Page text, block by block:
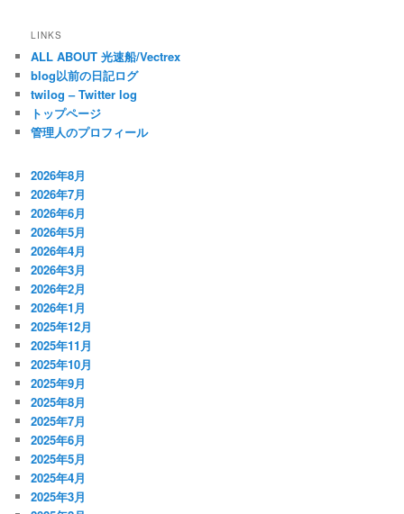
LINKS
ALL ABOUT 光速船/Vectrex
blog以前の日記ログ
twilog – Twitter log
トップページ
管理人のプロフィール
2026年8月
2026年7月
2026年6月
2026年5月
2026年4月
2026年3月
2026年2月
2026年1月
2025年12月
2025年11月
2025年10月
2025年9月
2025年8月
2025年7月
2025年6月
2025年5月
2025年4月
2025年3月